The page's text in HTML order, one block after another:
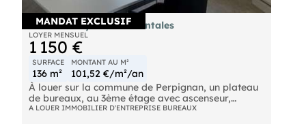
MANDAT EXCLUSIF
Bureaux - Pyrenees Orientales
LOYER MENSUEL
1 150 €
SURFACE
136 m²
MONTANT AU M²
101,52 €/m²/an
À louer sur la commune de Perpignan, un plateau
de bureaux, au 3ème étage avec ascenseur,
d’environ 136 m² comprenant un accueil, une salle
A LOUER IMMOBILIER D'ENTREPRISE BUREAUX